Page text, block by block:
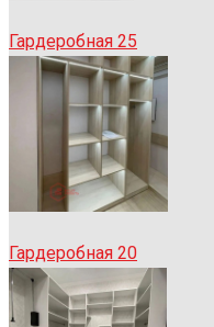
Гардеробная 25
Гардеробная 20